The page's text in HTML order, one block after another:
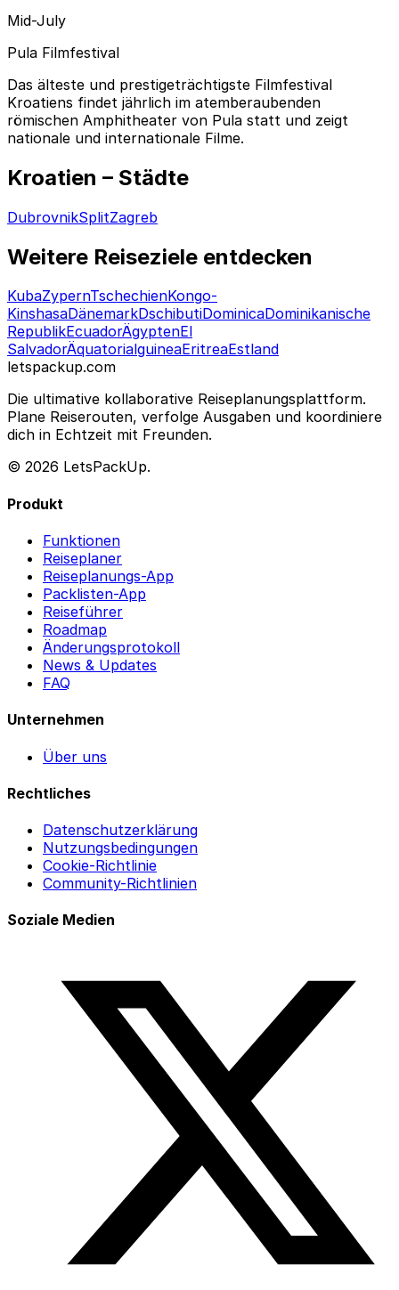
Mid-July
Pula Filmfestival
Das älteste und prestigeträchtigste Filmfestival
Kroatiens findet jährlich im atemberaubenden
römischen Amphitheater von Pula statt und zeigt
nationale und internationale Filme.
Kroatien – Städte
DubrovnikSplitZagreb
Weitere Reiseziele entdecken
KubaZypernTschechienKongo-
KinshasaDänemarkDschibutiDominicaDominikanische
RepublikEcuadorÄgyptenEl
SalvadorÄquatorialguineaEritreaEstland
letspackup.com
Die ultimative kollaborative Reiseplanungsplattform.
Plane Reiserouten, verfolge Ausgaben und koordiniere
dich in Echtzeit mit Freunden.
© 2026 LetsPackUp.
Produkt
Funktionen
Reiseplaner
Reiseplanungs-App
Packlisten-App
Reiseführer
Roadmap
Änderungsprotokoll
News & Updates
FAQ
Unternehmen
Über uns
Rechtliches
Datenschutzerklärung
Nutzungsbedingungen
Cookie-Richtlinie
Community-Richtlinien
Soziale Medien